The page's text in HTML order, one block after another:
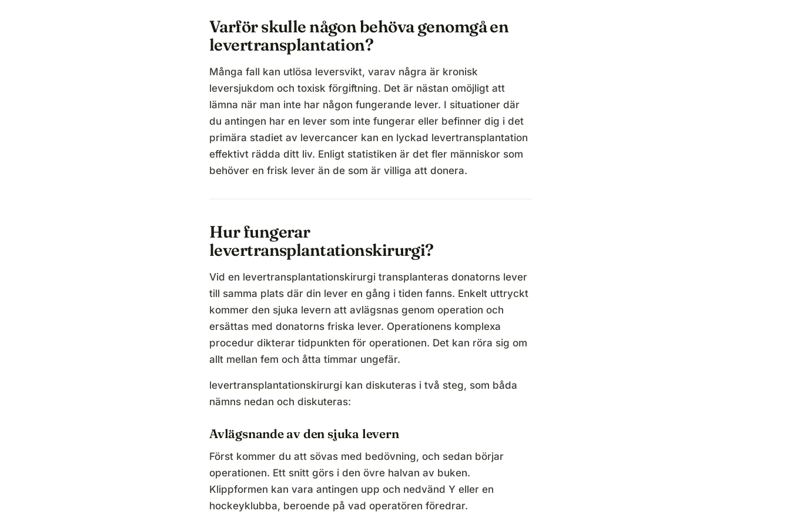
Varför skulle någon behöva genomgå en
levertransplantation?
Många fall kan utlösa leversvikt, varav några är kronisk
leversjukdom och toxisk förgiftning. Det är nästan omöjligt att
lämna när man inte har någon fungerande lever. I situationer där
du antingen har en lever som inte fungerar eller befinner dig i det
primära stadiet av levercancer kan en lyckad levertransplantation
effektivt rädda ditt liv. Enligt statistiken är det fler människor som
behöver en frisk lever än de som är villiga att donera.
Hur fungerar
levertransplantationskirurgi?
Vid en levertransplantationskirurgi transplanteras donatorns lever
till samma plats där din lever en gång i tiden fanns. Enkelt uttryckt
kommer den sjuka levern att avlägsnas genom operation och
ersättas med donatorns friska lever. Operationens komplexa
procedur dikterar tidpunkten för operationen. Det kan röra sig om
allt mellan fem och åtta timmar ungefär.
levertransplantationskirurgi kan diskuteras i två steg, som båda
nämns nedan och diskuteras:
Avlägsnande av den sjuka levern
Först kommer du att sövas med bedövning, och sedan börjar
operationen. Ett snitt görs i den övre halvan av buken.
Klippformen kan vara antingen upp och nedvänd Y eller en
hockeyklubba, beroende på vad operatören föredrar.